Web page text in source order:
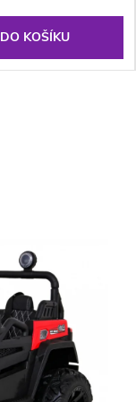
DO KOŠÍKU